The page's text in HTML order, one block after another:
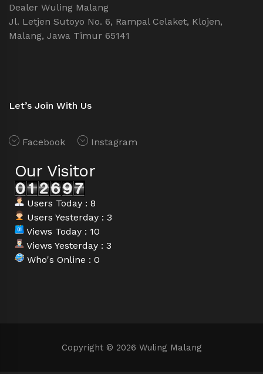
Dealer Wuling Malang
Jl. Letjen Sutoyo No. 6, Rampal Celaket, Klojen,
Malang, Jawa Timur 65141
Let’s Join With Us
Facebook Instagram
Our Visitor
Users Today : 8
Users Yesterday : 3
Views Today : 10
Views Yesterday : 3
Who's Online : 0
Copyright © 2026 Wuling Malang